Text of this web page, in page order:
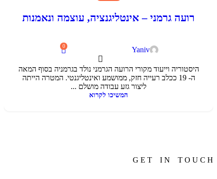
רועה גרמני – אינטליגנציה, עוצמה ונאמנות
Yaniv
0
היסטוריה וייעוד מקורי הרועה הגרמני נולד בגרמניה בסוף המאה
ה- 19 ככלב רעייה חזק, ממושמע ואינטליגנטי. המטרה הייתה
ליצור גזע עבודה מושלם ...
המשיכו לקרוא
G E T I N T O U C H